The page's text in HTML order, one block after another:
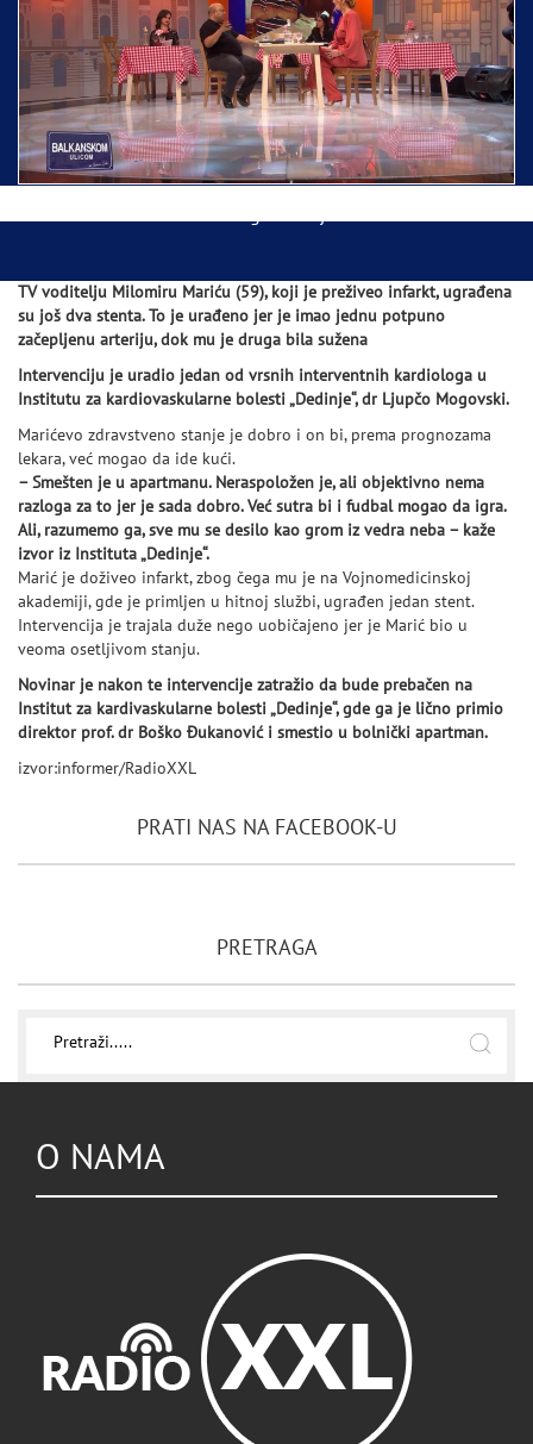
Ispraćaj Pojasa Presvete Bogorodice danas iz
Hrama Svetog Save
TV voditelju Milomiru Mariću (59), koji je preživeo infarkt, ugrađena
su još dva stenta. To je urađeno jer je imao jednu potpuno
začepljenu arteriju, dok mu je druga bila sužena
Intervenciju je uradio jedan od vrsnih interventnih kardiologa u
Institutu za kardiovaskularne bolesti „Dedinje“, dr Ljupčo Mogovski.
Marićevo zdravstveno stanje je dobro i on bi, prema prognozama
lekara, već mogao da ide kući.
– Smešten je u apartmanu. Neraspoložen je, ali objektivno nema
razloga za to jer je sada dobro. Već sutra bi i fudbal mogao da igra.
Ali, razumemo ga, sve mu se desilo kao grom iz vedra neba – kaže
izvor iz Instituta „Dedinje“.
Marić je doživeo infarkt, zbog čega mu je na Vojnomedicinskoj
akademiji, gde je primljen u hitnoj službi, ugrađen jedan stent.
Intervencija je trajala duže nego uobičajeno jer je Marić bio u
veoma osetljivom stanju.
Novinar je nakon te intervencije zatražio da bude prebačen na
Institut za kardivaskularne bolesti „Dedinje“, gde ga je lično primio
direktor prof. dr Boško Đukanović i smestio u bolnički apartman.
izvor:informer/RadioXXL
PRATI NAS NA FACEBOOK-U
PRETRAGA
O NAMA